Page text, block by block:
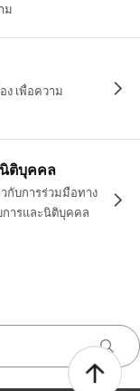
ม
ง เพื่อความ
ติบุคคล
กับการร่วมมือทาง
ารและนิติบุคคล